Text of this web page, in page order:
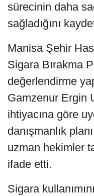
sürecinin daha
sağladığını
Manisa Şehir
Sigara Bırakma
değerlendirme
Gamzenur Ergin
ihtiyacına göre
danışmanlık
uzman hekimler
ifade etti.
Sigara